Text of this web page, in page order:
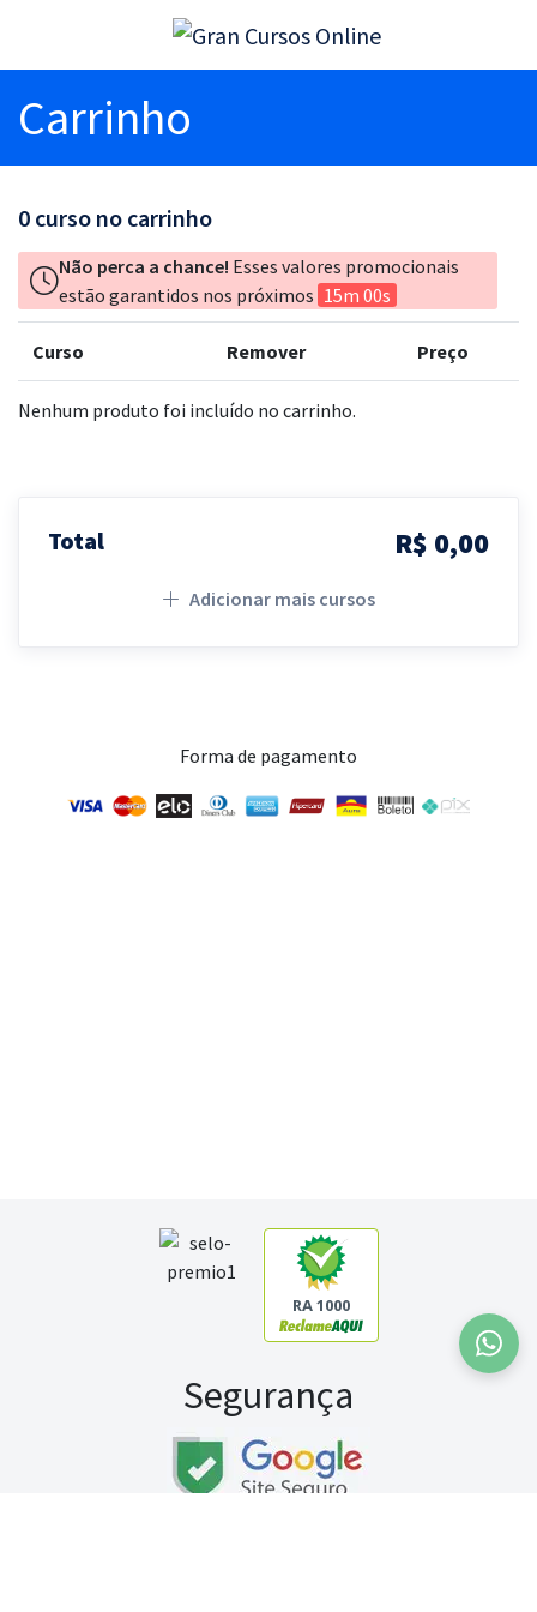
Carrinho
0 curso no carrinho
Não perca a chance! Esses valores promocionais
estão garantidos nos próximos 15m 00s
Curso Remover Preço
Nenhum produto foi incluído no carrinho.
Total R$ 0,00
Adicionar mais cursos
Forma de pagamento
RA 1000
Segurança